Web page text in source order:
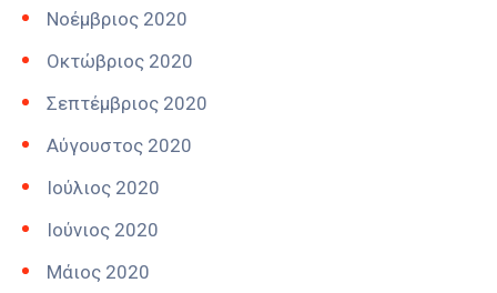
Νοέμβριος 2020
Οκτώβριος 2020
Σεπτέμβριος 2020
Αύγουστος 2020
Ιούλιος 2020
Ιούνιος 2020
Μάιος 2020